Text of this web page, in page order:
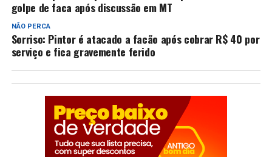
golpe de faca após discussão em MT
NÃO PERCA
Sorriso: Pintor é atacado a facão após cobrar R$ 40 por
serviço e fica gravemente ferido